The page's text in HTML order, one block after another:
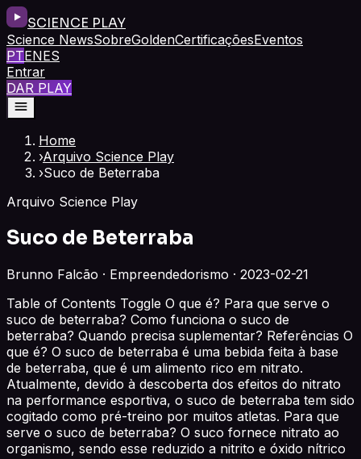
SCIENCE PLAY
Science NewsSobreGoldenCertificaçõesEventos
PTENES
Entrar
DAR PLAY
Home
›Arquivo Science Play
›Suco de Beterraba
Arquivo Science Play
Suco de Beterraba
Brunno Falcão · Empreendedorismo · 2023-02-21
Table of Contents Toggle O que é? Para que serve o
suco de beterraba? Como funciona o suco de
beterraba? Quando precisa suplementar? Referências O
que é? O suco de beterraba é uma bebida feita à base
de beterraba, que é um alimento rico em nitrato.
Atualmente, devido à descoberta dos efeitos do nitrato
na performance esportiva, o suco de beterraba tem sido
cogitado como pré-treino por muitos atletas. Para que
serve o suco de beterraba? O suco fornece nitrato ao
organismo, sendo esse reduzido a nitrito e óxido nítrico